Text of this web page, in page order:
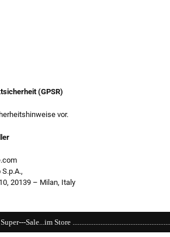
(GPSR)
vor.
20139 – Milan, Italy